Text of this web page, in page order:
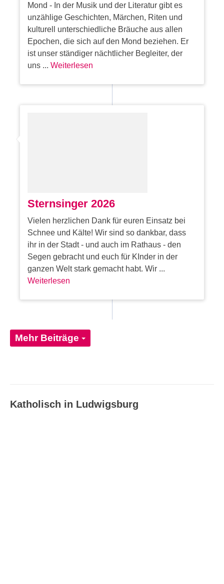
Mond - In der Musik und der Literatur gibt es
unzählige Geschichten, Märchen, Riten und
kulturell unterschiedliche Bräuche aus allen
Epochen, die sich auf den Mond beziehen. Er
ist unser ständiger nächtlicher Begleiter, der
uns ...Weiterlesen
Sternsinger 2026
Vielen herzlichen Dank für euren Einsatz bei
Schnee und Kälte! Wir sind so dankbar, dass
ihr in der Stadt - und auch im Rathaus - den
Segen gebracht und euch für KInder in der
ganzen Welt stark gemacht habt. Wir ...
Weiterlesen
Mehr Beiträge
Katholisch in Ludwigsburg